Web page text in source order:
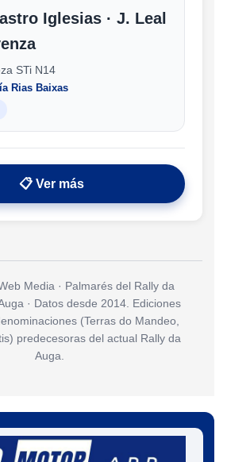
Iglesias · J. Leal
STi N14
Rias Baixas
📋 Ver más
Media · Palmarés del Rally da
· Datos desde 2014. Ediciones
(Terras do Mandeo,
predecesoras del actual Rally da
Auga.